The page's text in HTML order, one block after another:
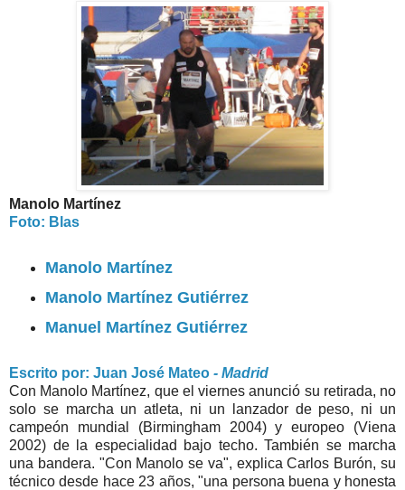
Manolo Martínez
Foto: Blas
Manolo Martínez
Manolo Martínez Gutiérrez
Manuel Martínez Gutiérrez
Escrito por: Juan José Mateo - Madrid
Con Manolo Martínez, que el viernes anunció su retirada, no
solo se marcha un atleta, ni un lanzador de peso, ni un
campeón mundial (Birmingham 2004) y europeo (Viena
2002) de la especialidad bajo techo. También se marcha
una bandera. "Con Manolo se va", explica Carlos Burón, su
técnico desde hace 23 años, "una persona buena y honesta